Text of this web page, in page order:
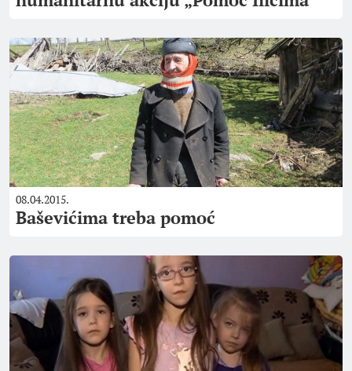
08.04.2015.
Baševićima treba pomoć